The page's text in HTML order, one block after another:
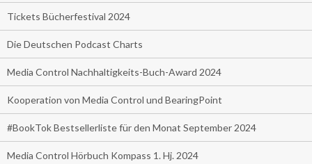
Tickets Bücherfestival 2024
Die Deutschen Podcast Charts
Media Control Nachhaltigkeits-Buch-Award 2024
Kooperation von Media Control und BearingPoint
#BookTok Bestsellerliste für den Monat September 2024
Media Control Hörbuch Kompass 1. Hj. 2024